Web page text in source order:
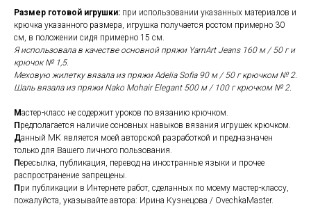
Размер готовой игрушки: при использовании указанных материалов и
крючка указанного размера, игрушка получается ростом примерно 30
см, в положении сидя примерно 15 см.
Я использовала в качестве основной пряжи YarnArt Jeans 160 м / 50 г и
крючок № 1,5.
Меховую жилетку вязала из пряжи Adelia Sofia 90 м / 50 г крючком № 2.
Шаль вязала из пряжи Nako Mohair Elegant 500 м / 100 г крючком № 2.
Мастер-класс не содержит уроков по вязанию крючком.
П редполагается наличие основных навыков вязания игрушек крючком.
Данный МК является моей авторской разработкой и предназначен
только для Вашего личного пользования.
Пересылка, публикация, перевод на иностранные языки и прочее
распространение запрещены.
П ри публикации в Интернете работ, сделанных по моему мастер-классу,
пожалуйста, указывайте автора: Ирина Кузнецова / OvechkaMaster.